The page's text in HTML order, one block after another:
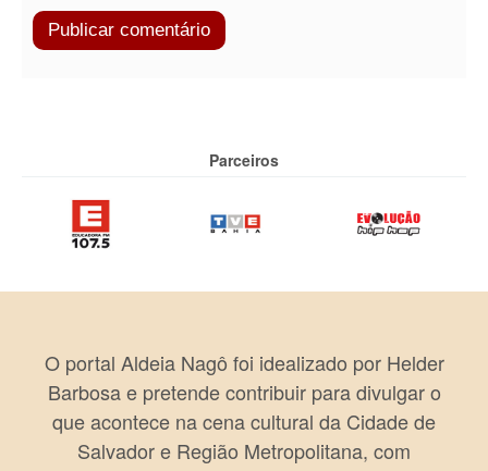
Parceiros
O portal Aldeia Nagô foi idealizado por Helder
Barbosa e pretende contribuir para divulgar o
que acontece na cena cultural da Cidade de
Salvador e Região Metropolitana, com